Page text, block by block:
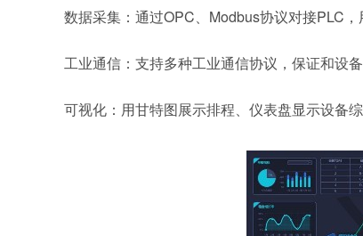
数据采集：通过OPC、Modbus协议对接PLC，
工业通信：支持多种工业通信协议，保证和设
可视化：用甘特图展示排程、仪表盘显示设备